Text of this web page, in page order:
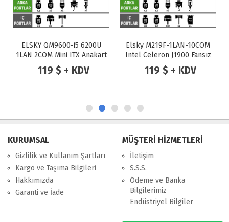
ELSKY QM9600-i5 6200U
1LAN 2COM Mini ITX Anakart
119 $ + KDV
Elsky M219F-1LAN-10COM
Intel Celeron J1900 Fansız
Endüstriyel Mini ITX Anakart
119 $ + KDV
KURUMSAL
Gizlilik ve Kullanım Şartları
Kargo ve Taşıma Bilgileri
Hakkımızda
Garanti ve İade
MÜŞTERİ HİZMETLERİ
İletişim
S.S.S.
Ödeme ve Banka
Bilgilerimiz
Endüstriyel Bilgiler